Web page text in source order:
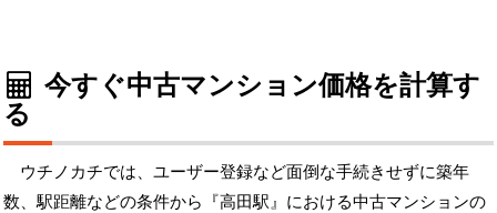
今すぐ中古マンション価格を計算す
る
ウチノカチでは、ユーザー登録など面倒な手続きせずに築年
数、駅距離などの条件から『高田駅』における中古マンションの